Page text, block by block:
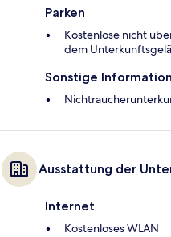
Parken
Kostenlose nicht
dem
Sonstige
Ausstattung der
Internet
Kostenloses WLAN